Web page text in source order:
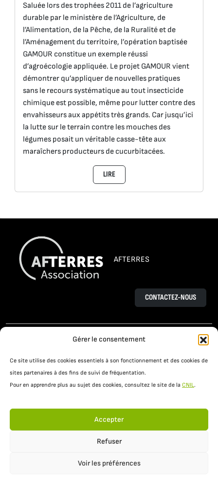
Gérer le consentement
Ce site utilise des cookies essentiels à son fonctionnement et des cookies de
sites partenaires à des fins de suivi de fréquentation.
Pour en apprendre plus au sujet des cookies, consultez le site de la CNIL.
Accepter
Refuser
Voir les préférences
Saluée lors des trophées 2011 de l’agriculture
durable par le ministère de l’Agriculture, de
l’Alimentation, de la Pêche, de la Ruralité et de
l’Aménagement du territoire, l’opération baptisée
GAMOUR constitue un exemple réussi
d’agroécologie appliquée. Le projet GAMOUR vient
démontrer qu’appliquer de nouvelles pratiques
sans le recours systématique au tout insecticide
chimique est possible, même pour lutter contre des
envahisseurs aux appétits très grands. Car jusqu’ici
la lutte sur le terrain contre les mouches des
légumes posait un véritable casse-tête aux
maraîchers producteurs de cucurbitacées.
LIRE
AFTERRES
CONTACTEZ-NOUS
L’AGROÉCOLOGIE
LE PROJET OSAÉ
PRATIQUES AGROÉCOLOGIQUES
RESSOURCES